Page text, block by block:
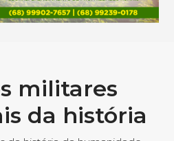
militares
da história